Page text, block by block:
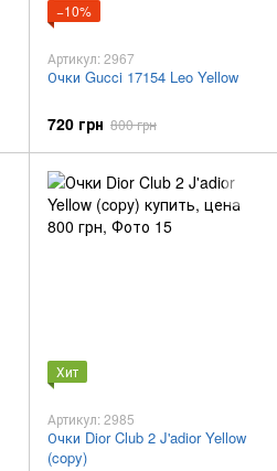
−10%
Артикул: 2967
Очки Gucci 17154 Leo Yellow
720 грн 800 грн
Хит
Артикул: 2985
Очки Dior Club 2 J'adior Yellow
(copy)